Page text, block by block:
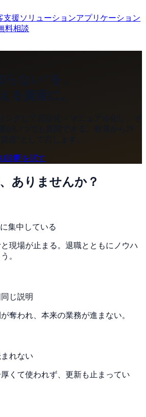
支援ソリューションアプリケーション
料相談
ない"を、
る資産に。
診断を試す
ありませんか？
集中している
現場が止まる。退職とともにノウハ
。
じ説明
奪われ、本来の業務が進まない。
れない
くて使われず、更新も止まってい